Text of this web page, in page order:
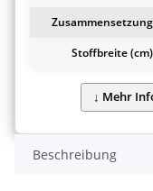
Stoffbreite
Beschreibung